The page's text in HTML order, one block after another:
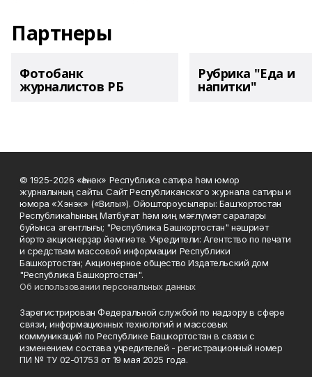
Партнеры
Фотобанк
журналистов РБ
Рубрика "Еда и
напитки"
© 1925-2026 «Һәнәк» Республика сатира һәм юмор
журналының сайты. Сайт Республиканского журнала сатиры и
юмора «Хэнэк» («Вилы»). Ойоштороусылары: Башҡортостан
Республикаһының Матбуғат һәм киң мәғлүмәт саралары
буйынса агентлығы; "Республика Башкортостан" нәшриәт
йорто акционерҙар йәмғиәте. Учредители: Агентство по печати
и средствам массовой информации Республики
Башкортостан; Акционерное общество Издательский дом
"Республика Башкортостан".
Об использовании персональных данных
Зарегистрирован Федеральной службой по надзору в сфере
связи, информационных технологий и массовых
коммуникаций по Республике Башкортостан в связи с
изменением состава учредителей - регистрационный номер
ПИ № ТУ 02-01753 от 19 мая 2025 года.